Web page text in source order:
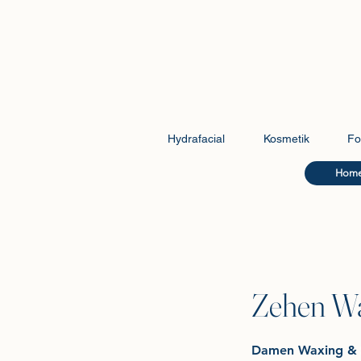
Hydrafacial Kosmetik
Zehen
Damen Waxing &